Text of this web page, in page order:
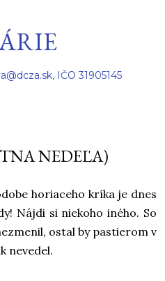
IČO 31905145
NEDEĽA)
horiaceho kríka je dnes
Nájdi si niekoho iného. So
ostal by pastierom v
nevedel.